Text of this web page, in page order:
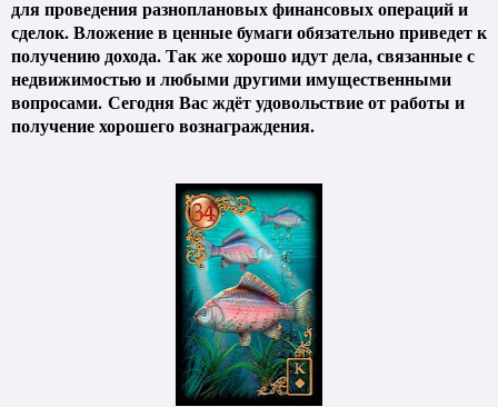
для проведения разноплановых финансовых операций и
сделок. Вложение в ценные бумаги обязательно приведет к
получению дохода. Так же хорошо идут дела, связанные с
недвижимостью и любыми другими имущественными
вопросами. Сегодня Вас ждёт удовольствие от работы и
получение хорошего вознаграждения.